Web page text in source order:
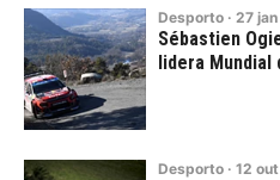
Desporto · 27 jan
Sébastien
lidera Mundial
Desporto · 12 out